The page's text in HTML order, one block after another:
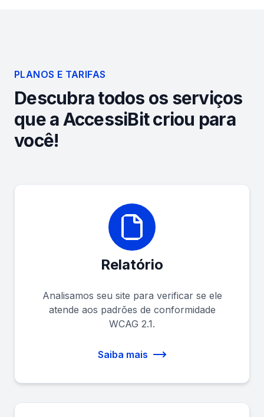
PLANOS E TARIFAS
Descubra todos os serviços
que a AccessiBit criou para
você!
Relatório
Analisamos seu site para verificar se ele
atende aos padrões de conformidade
WCAG 2.1.
Saiba mais